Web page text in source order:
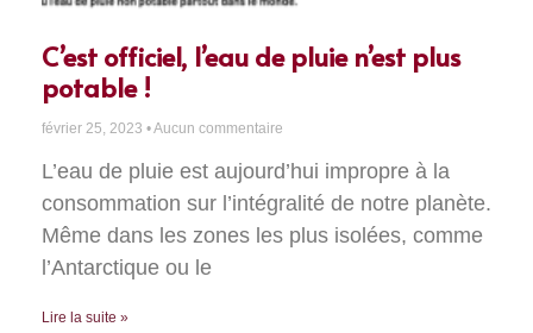
C’est officiel, l’eau de pluie n’est plus
potable !
février 25, 2023 Aucun commentaire
L’eau de pluie est aujourd’hui impropre à la
consommation sur l’intégralité de notre planète.
Même dans les zones les plus isolées, comme
l’Antarctique ou le
Lire la suite »